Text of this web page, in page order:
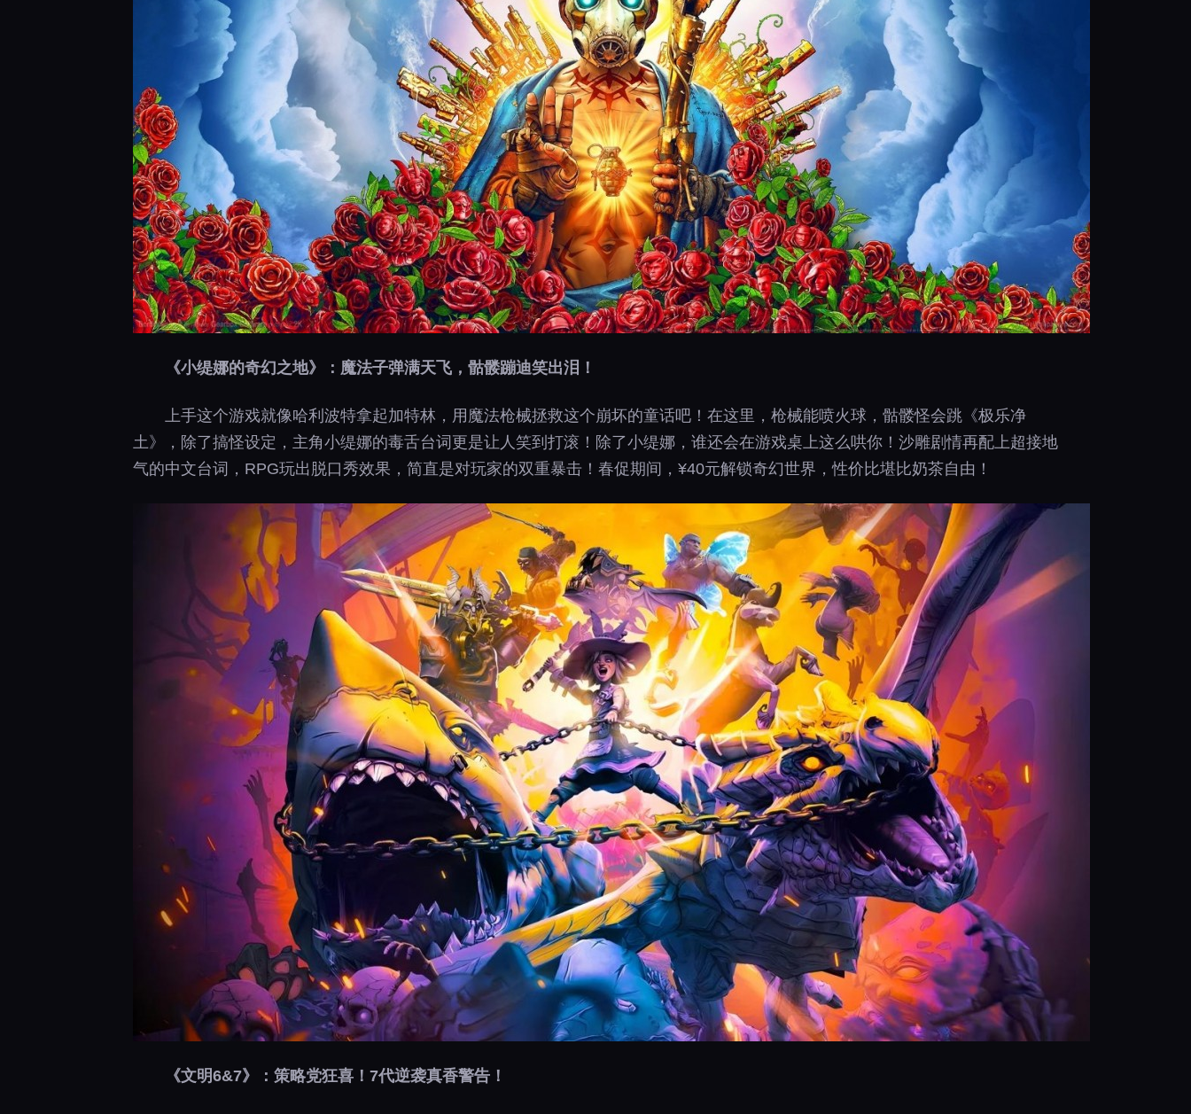
《小缇娜的奇幻之地》：魔法子弹满天飞，骷髅蹦迪笑出泪！
上手这个游戏就像哈利波特拿起加特林，用魔法枪械拯救这个崩坏的童话吧！在这里，枪械能喷火球，骷髅怪会跳《极乐净
土》，除了搞怪设定，主角小缇娜的毒舌台词更是让人笑到打滚！除了小缇娜，谁还会在游戏桌上这么哄你！沙雕剧情再配上超接地
气的中文台词，RPG玩出脱口秀效果，简直是对玩家的双重暴击！春促期间，¥40元解锁奇幻世界，性价比堪比奶茶自由！
《文明6&7》：策略党狂喜！7代逆袭真香警告！